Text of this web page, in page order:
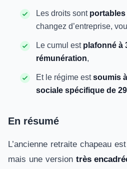
Les droits sont portables
changez d’entreprise,
Le cumul est plafonné à
rémunération,
Et le régime estsoumis
sociale spécifique de
En résumé
L’ancienne retraite chapeau
mais une version très